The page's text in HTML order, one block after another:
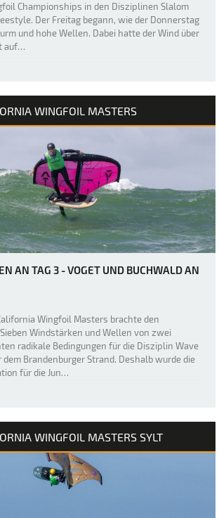
Championships in den Disziplinen Slalom
Der Freitag begann, wie der Donnerstag
und hohe Wellen. Dabei hatte der Wind über
auf…
WINGFOIL MASTERS
AN TAG 3 - VOGET UND BUCHWALD AN
Wingfoil Masters brachte den
Windstärken und Wellen von zwei
radikale Bedingungen für die Disziplin Wave
dem Brandenburger Strand. Deshalb wurde die
für die Jun…
WINGFOIL MASTERS SYLT